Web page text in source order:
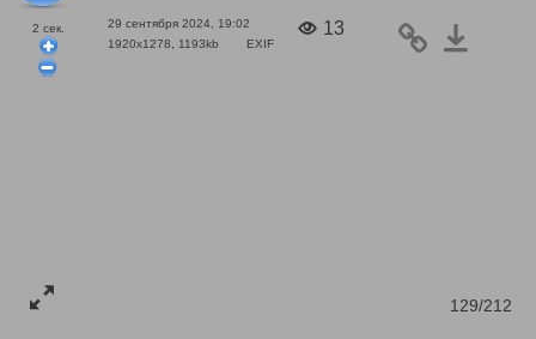
2 сек.
29 сентября 2024, 19:02
1920x1278, 1193kb
EXIF
13
129/212